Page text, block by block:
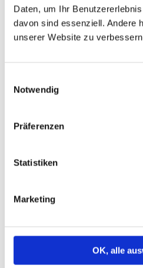
Daten, um Ihr
davon sind essenziell. Andere
unserer Website zu
Notwendig
Präferenzen
Statistiken
Marketing
OK, alle
UnsereTransformation
die Kursebekommen Sie
In der Folge
rasanten Umstellung auf
In der Folge
"Adelheid
dass sich unsere
Umstellung gar nicht so